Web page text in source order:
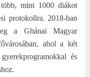
mint 1000 diákot
protokollra. 2018-ban
a Ghánai Magyar
ahol a két
és